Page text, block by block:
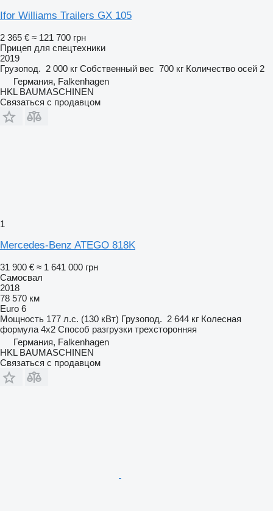
Ifor Williams Trailers GX 105
2 365 € ≈ 121 700 грн
Прицеп для спецтехники
2019
Грузопод. 2 000 кг Собственный вес 700 кг Количество осей 2
Германия, Falkenhagen
HKL BAUMASCHINEN
Связаться с продавцом
1
Mercedes-Benz ATEGO 818K
31 900 € ≈ 1 641 000 грн
Самосвал
2018
78 570 км
Euro 6
Мощность 177 л.с. (130 кВт) Грузопод. 2 644 кг Колесная
формула 4x2 Способ разгрузки трехсторонняя
Германия, Falkenhagen
HKL BAUMASCHINEN
Связаться с продавцом